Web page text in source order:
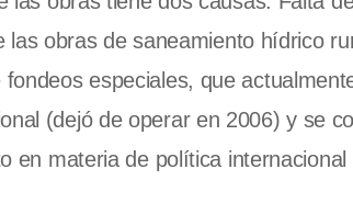
obras de saneamiento hídrico
especiales, que
(dejó de operar en 2006) y se
en materia de política internacional